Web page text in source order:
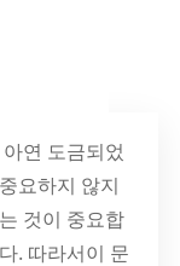
연 도금되었
요하지 않지
것이 중요합
. 따라서이 문